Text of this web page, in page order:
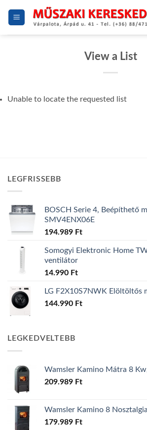
View a List
Unable to locate the requested list
LEGFRISSEBB
BOSCH Serie 4, Beépíthető
SMV4ENX06E
194.989 Ft
Somogyi Elektronic Home
ventilátor
14.990 Ft
LG F2X10S7NWK Elöltöltős
144.990 Ft
LEGKEDVELTEBB
Wamsler Kamino Mátra 8
209.989 Ft
Wamsler Kamino 8
179.989 Ft